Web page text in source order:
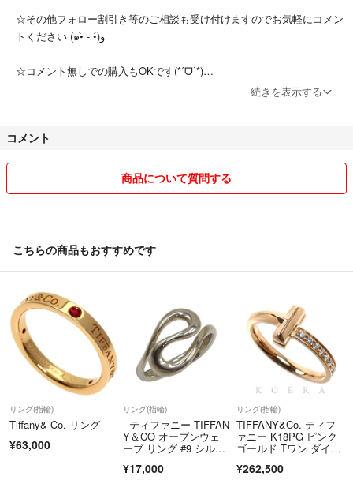
☆その他フォロー割引き等のご相談も受け付けますのでお気軽にコメン
トください (๑•̀ - •́)و
☆コメント無しでの購入もOKです(*ˊᗜˋ*)
続きを表示する
コメント
商品について質問する
こちらの商品もおすすめです
リング(指輪)
Tiffany& Co. リング
¥63,000
リング(指輪)
ティファニー TIFFAN
Y＆CO オープンウェ
ーブ リング #9 シルバ
¥17,000
リング(指輪)
TIFFANY&Co. ティフ
ァニー K18PG ピンク
ゴールド Tワン ダイ
245 ダイヤモンド 7
¥262,500